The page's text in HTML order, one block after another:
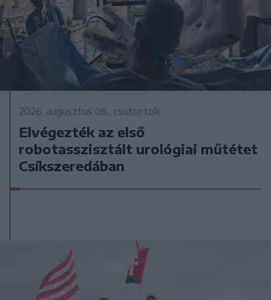
2026. augusztus 06., csütörtök
Elvégezték az első
robotasszisztált urológiai műtétet
Csíkszeredában